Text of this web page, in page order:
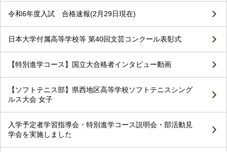
令和6年度入試 合格速報(2月29日現在)
日本大学付属高等学校等 第40回文芸コンクール表彰式
【特別進学コース】国立大合格者インタビュー動画
【ソフトテニス部】県西地区高等学校ソフトテニスシング
ルス大会 女子
入学予定者学習指導会・特別進学コース説明会・部活動見
学会を実施しました